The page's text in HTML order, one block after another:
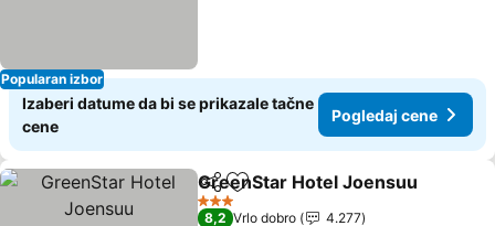
Popularan izbor
Izaberi datume da bi se prikazale tačne
cene
Pogledaj cene
Deli Dodati u favorite
GreenStar Hotel Joensuu
3 Zvezdice
8,2 Vrlo dobro 4.277